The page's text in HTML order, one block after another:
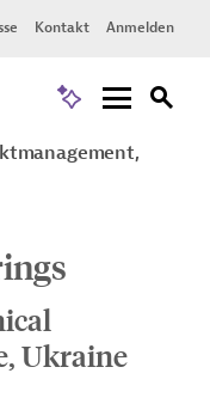
Kontakt Anmelden
Ukraine